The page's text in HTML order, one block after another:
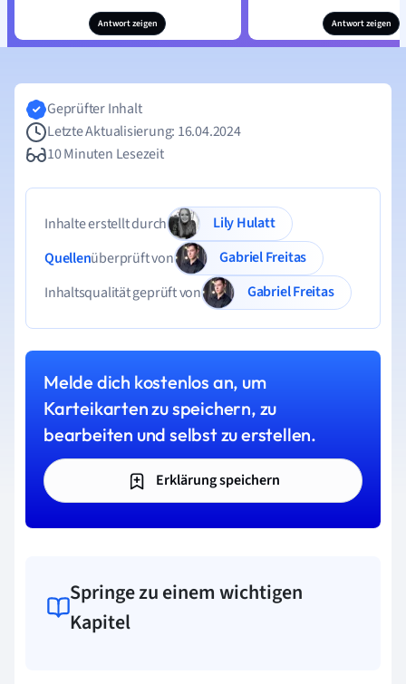
Antwort zeigen Antwort zeigen
Geprüfter Inhalt
Letzte Aktualisierung: 16.04.2024
10 Minuten Lesezeit
Inhalte erstellt durch
Lily Hulatt
Quellenüberprüft von
Gabriel Freitas
Inhaltsqualität geprüft von
Gabriel Freitas
Melde dich kostenlos an, um
Karteikarten zu speichern, zu
bearbeiten und selbst zu erstellen.
Erklärung speichern
Springe zu einem wichtigen
Kapitel